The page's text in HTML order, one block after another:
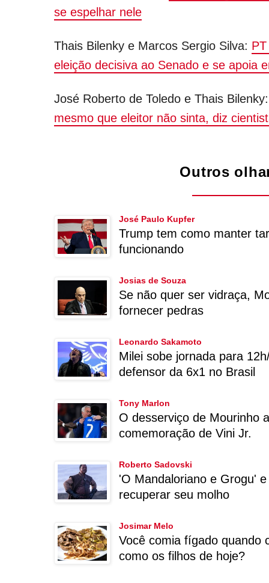
se espelhar nele
Thais Bilenky e Marcos Sergio Silva:
eleição decisiva ao Senado e se apoia
José Roberto de Toledo e Thais
mesmo que eleitor não sinta, diz
Outros
José Paulo Kupfer
Trump tem como manter
funcionando
Josias de Souza
Se não quer ser vidraça,
fornecer pedras
Leonardo Sakamoto
Milei sobe jornada para
defensor da 6x1 no Brasil
Tony Marlon
O desserviço de Mourinho
comemoração de Vini Jr.
Roberto Sadovski
'O Mandaloriano e Grogu'
recuperar seu molho
Josimar Melo
Você comia fígado quando
como os filhos de hoje?